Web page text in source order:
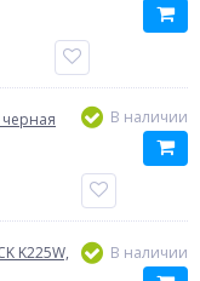
черная В наличии
K225W,
В наличии